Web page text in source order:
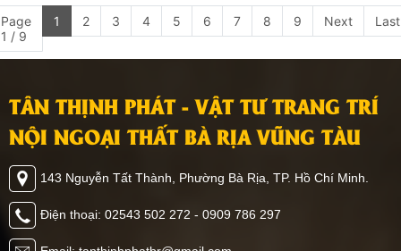
VÀNG
Page
1 / 9
1 2 3 4 5 6 7 8 9 Next Last
TÂN THỊNH PHÁT - VẬT TƯ TRANG TRÍ
NỘI NGOẠI THẤT BÀ RỊA VŨNG TÀU
143 Nguyễn Tất Thành, Phường Bà Rịa, TP. Hồ Chí Minh.
Điện thoại: 02543 502 272 - 0909 786 297